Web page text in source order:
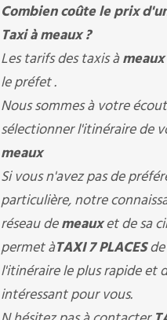
Combien coûte le prix
Taxi àmeaux?
Les tarifs des taxis àmeaux
le préfet .
Nous sommes à votre
sélectionner l'itinéraire de
meaux
Si vous n'avez pas de
particulière, notre
réseau demeauxet de sa
permet àTAXI 7 PLACESde
l'itinéraire le plus rapide et
intéressant pour vous.